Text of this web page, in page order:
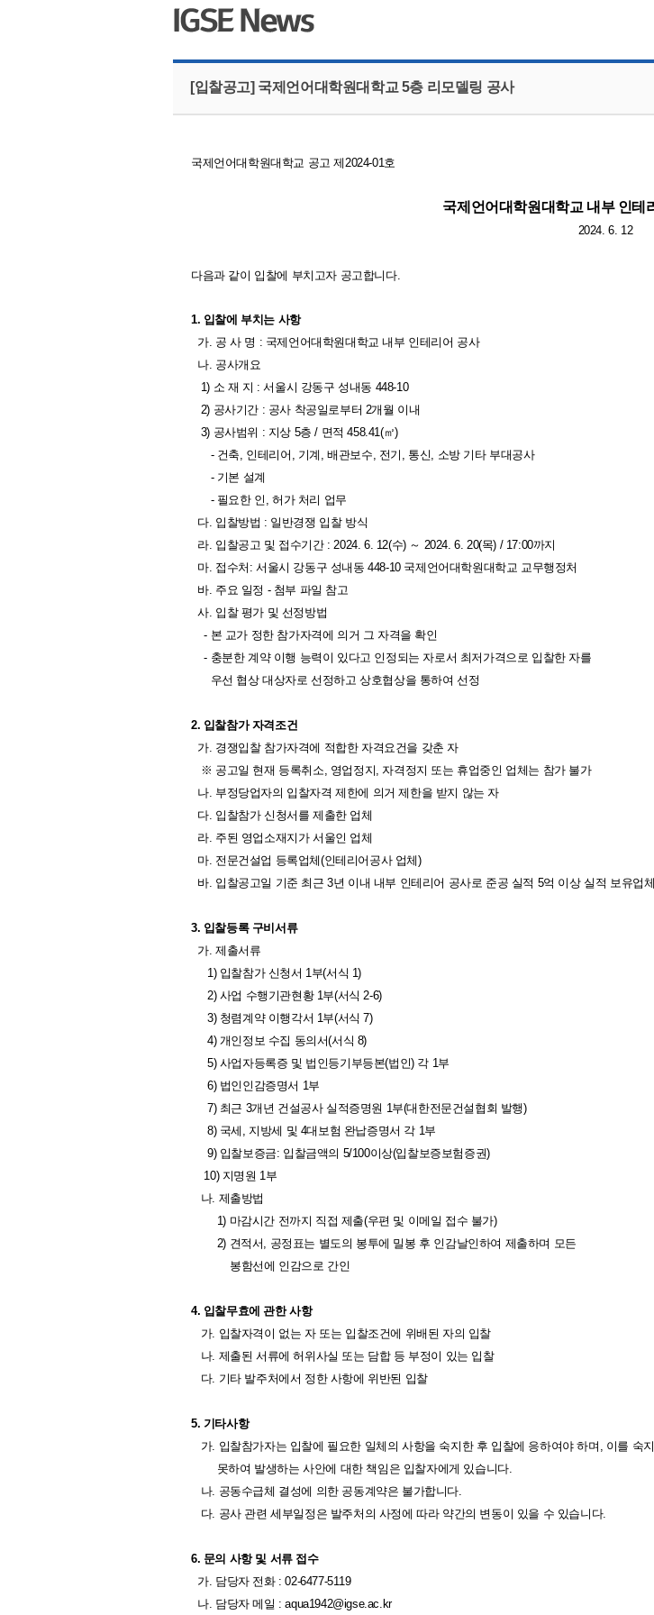
[입찰공고] 국제언어대학원대학교 5층 리모델링 공사
국제언어대학원대학교 공고 제2024-01호
국제언어대학원대학교 내부 인테
2024. 6. 12
다음과 같이 입찰에 부치고자 공고합니다.
1. 입찰에 부치는 사항
가. 공 사 명 : 국제언어대학원대학교 내부 인테리어 공사
나. 공사개요
1) 소 재 지 : 서울시 강동구 성내동 448-10
2) 공사기간 : 공사 착공일로부터 2개월 이내
3) 공사범위 : 지상 5층 / 면적 458.41(㎡)
- 건축, 인테리어, 기계, 배관보수, 전기, 통신, 소방 기타 부대공사
- 기본 설계
- 필요한 인, 허가 처리 업무
다. 입찰방법 : 일반경쟁 입찰 방식
라. 입찰공고 및 접수기간 : 2024. 6. 12(수) ～ 2024. 6. 20(목) / 17:00까지
마. 접수처: 서울시 강동구 성내동 448-10 국제언어대학원대학교 교무행정처
바. 주요 일정 - 첨부 파일 참고
사. 입찰 평가 및 선정방법
- 본 교가 정한 참가자격에 의거 그 자격을 확인
- 충분한 계약 이행 능력이 있다고 인정되는 자로서 최저가격으로 입찰한 자를
우선 협상 대상자로 선정하고 상호협상을 통하여 선정
2. 입찰참가 자격조건
가. 경쟁입찰 참가자격에 적합한 자격요건을 갖춘 자
※ 공고일 현재 등록취소, 영업정지, 자격정지 또는 휴업중인 업체는 참가 불가
나. 부정당업자의 입찰자격 제한에 의거 제한을 받지 않는 자
다. 입찰참가 신청서를 제출한 업체
라. 주된 영업소재지가 서울인 업체
마. 전문건설업 등록업체(인테리어공사 업체)
바. 입찰공고일 기준 최근 3년 이내 내부 인테리어 공사로 준공 실적 5억 이상 실적 보유업체
3. 입찰등록 구비서류
가. 제출서류
1) 입찰참가 신청서 1부(서식 1)
2) 사업 수행기관현황 1부(서식 2-6)
3) 청렴계약 이행각서 1부(서식 7)
4) 개인정보 수집 동의서(서식 8)
5) 사업자등록증 및 법인등기부등본(법인) 각 1부
6) 법인인감증명서 1부
7) 최근 3개년 건설공사 실적증명원 1부(대한전문건설협회 발행)
8) 국세, 지방세 및 4대보험 완납증명서 각 1부
9) 입찰보증금: 입찰금액의 5/100이상(입찰보증보험증권)
10) 지명원 1부
나. 제출방법
1) 마감시간 전까지 직접 제출(우편 및 이메일 접수 불가)
2) 견적서, 공정표는 별도의 봉투에 밀봉 후 인감날인하여 제출하며 모든
봉함선에 인감으로 간인
4. 입찰무효에 관한 사항
가. 입찰자격이 없는 자 또는 입찰조건에 위배된 자의 입찰
나. 제출된 서류에 허위사실 또는 담합 등 부정이 있는 입찰
다. 기타 발주처에서 정한 사항에 위반된 입찰
5. 기타사항
가. 입찰참가자는 입찰에 필요한 일체의 사항을 숙지한 후 입찰에 응하여야 하며, 이를 숙
못하여 발생하는 사안에 대한 책임은 입찰자에게 있습니다.
나. 공동수급체 결성에 의한 공동계약은 불가합니다.
다. 공사 관련 세부일정은 발주처의 사정에 따라 약간의 변동이 있을 수 있습니다.
6. 문의 사항 및 서류 접수
가. 담당자 전화 : 02-6477-5119
나. 담당자 메일 : aqua1942@igse.ac.kr